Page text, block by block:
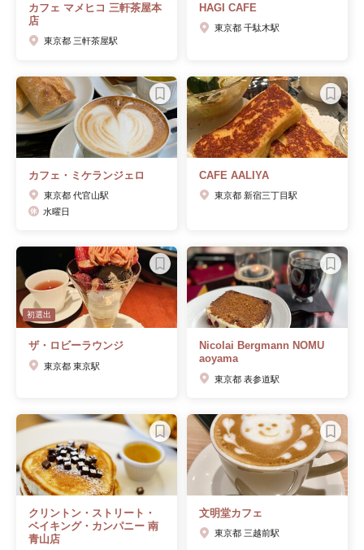
カフェ マメヒコ 三軒茶屋本
店
東京都 三軒茶屋駅
HAGI CAFE
東京都 千駄木駅
カフェ・ミケランジェロ
東京都 代官山駅
水曜日
CAFE AALIYA
東京都 新宿三丁目駅
初選出
ザ・ロビーラウンジ
東京都 東京駅
Nicolai Bergmann NOMU
aoyama
東京都 表参道駅
クリントン・ストリート・
ベイキング・カンパニー 南
青山店
文明堂カフェ
東京都 三越前駅